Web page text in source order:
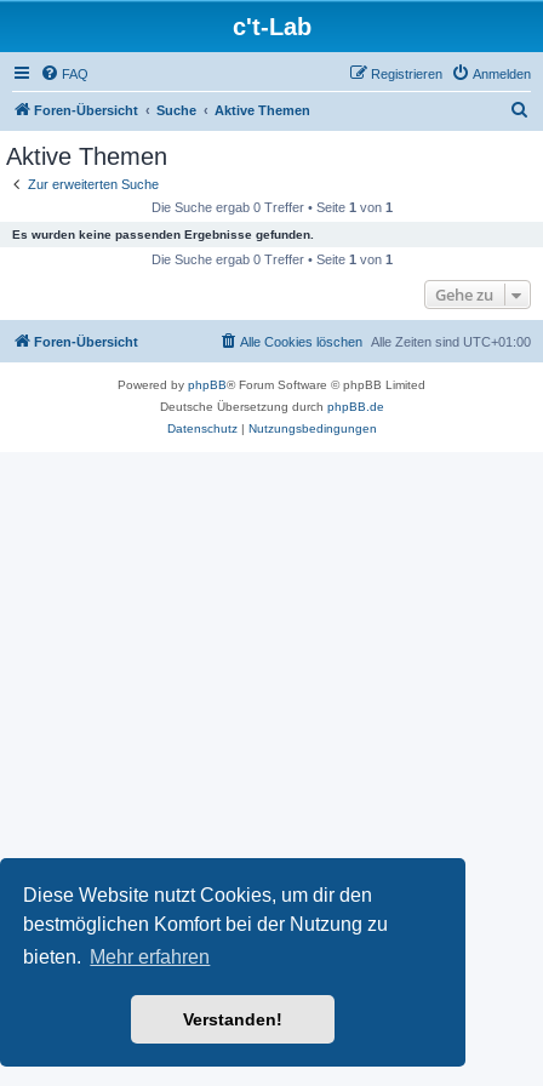
Diese Website nutzt Cookies, um dir den
bestmöglichen Komfort bei der Nutzung zu
bieten. Mehr erfahren
Verstanden!
c't-Lab
FAQ Anmelden
Registrieren
Foren-Übersicht Suche Aktive Themen
Aktive Themen
Zur erweiterten Suche
Die Suche ergab 0 Treffer • Seite 1 von 1
Es wurden keine passenden Ergebnisse gefunden.
Die Suche ergab 0 Treffer • Seite 1 von 1
Gehe zu
Foren-Übersicht Alle Zeiten sind UTC+01:00
Alle Cookies löschen
Powered by phpBB® Forum Software © phpBB Limited
Deutsche Übersetzung durch phpBB.de
Datenschutz| Nutzungsbedingungen